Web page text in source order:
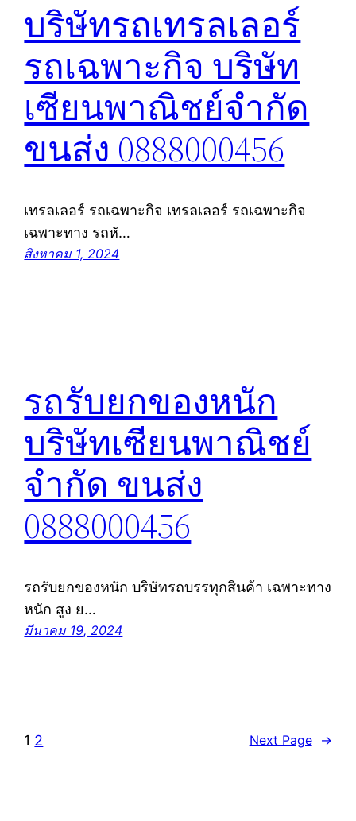
บริษัทรถเทรลเลอร์
รถเฉพาะกิจ บริษัท
เซียนพาณิชย์จำกัด
ขนส่ง 0888000456
เทรลเลอร์ รถเฉพาะกิจ เทรลเลอร์ รถเฉพาะกิจ
เฉพาะทาง รถหั…
สิงหาคม 1, 2024
รถรับยกของหนัก
บริษัทเซียนพาณิชย์
จำกัด ขนส่ง
0888000456
รถรับยกของหนัก บริษัทรถบรรทุกสินค้า เฉพาะทาง
หนัก สูง ย…
มีนาคม 19, 2024
1 2 Next Page →